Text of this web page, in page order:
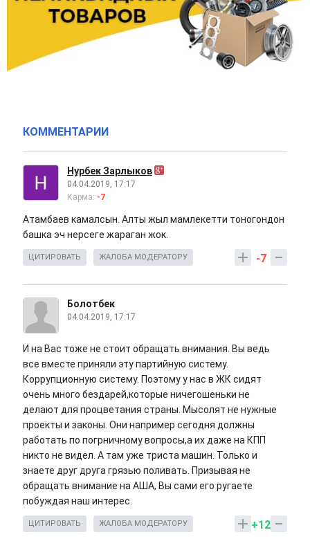
КОММЕНТАРИИ
Нурбек Зарлыков
04.04.2019, 17:17
Карма: -7
Атамбаев камалсын. Алты жыл мамлекетти тоногондон
башка эч нерсеге жараган жок.
-7
ЦИТИРОВАТЬ ЖАЛОБА МОДЕРАТОРУ
Болотбек
04.04.2019, 17:17
И на Вас тоже не стоит обращать внимания. Вы ведь
все вместе приняли эту партийную систему.
Коррупционную систему. Поэтому у нас в ЖК сидят
очень много бездарей,которые ничегошеньки не
делают для процветания страны. Мысолят не нужные
проекты и законы. Они например сегодня должны
работать по погрничному вопросы,а их даже на КПП
никто не видел. А там уже триста машин. Только и
знаете друг друга грязью поливать. Призывая не
обращать внимание на АША, Вы сами его ругаете
побуждая наш интерес.
+12
ЦИТИРОВАТЬ ЖАЛОБА МОДЕРАТОРУ